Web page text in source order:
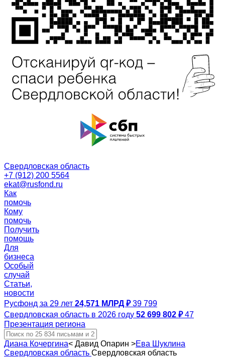
Свердловская область
+7 (912) 200 5564
ekat@rusfond.ru
Как
помочь
Кому
помочь
Получить
помощь
Для
бизнеса
Особый
случай
Статьи,
новости
Русфонд за 29 лет 24,571 МЛРД ₽ 39 799
Свердловская область в 2026 году 52 699 802 ₽ 47
Презентация региона
Диана Кочергина< Давид Опарин >Ева Шуклина
Свердловская область Свердловская область